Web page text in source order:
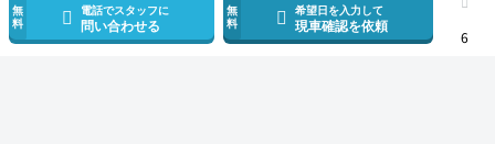
無
料
電話でスタッフに
問い合わせる
無
料
希望日を入力して
現車確認を依頼
6